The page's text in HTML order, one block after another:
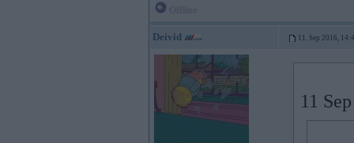
Deivid 11. Sep 2016,
11